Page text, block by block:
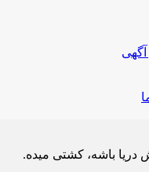
آگهی
باشه، کشتی میده.